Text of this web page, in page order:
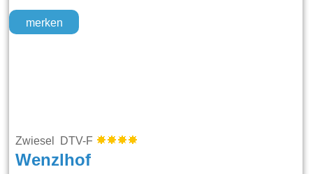
merken
Zwiesel DTV-F
Wenzlhof